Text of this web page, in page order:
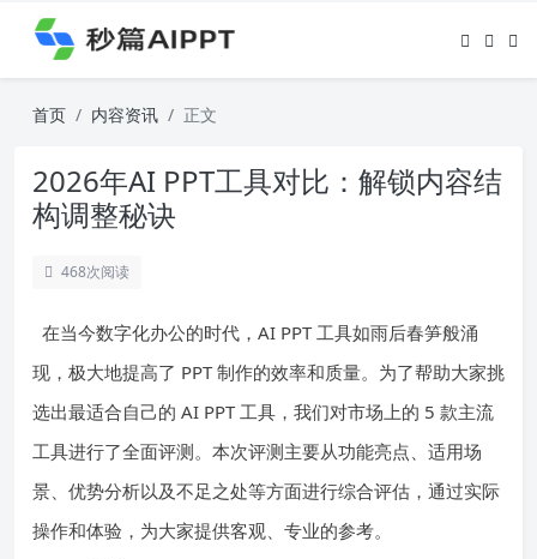
首页 内容资讯 正文
2026年AI PPT工具对比：解锁内容结
构调整秘诀
468次阅读
在当今数字化办公的时代，AI PPT 工具如雨后春笋般涌
现，极大地提高了 PPT 制作的效率和质量。为了帮助大家挑
选出最适合自己的 AI PPT 工具，我们对市场上的 5 款主流
工具进行了全面评测。本次评测主要从功能亮点、适用场
景、优势分析以及不足之处等方面进行综合评估，通过实际
操作和体验，为大家提供客观、专业的参考。